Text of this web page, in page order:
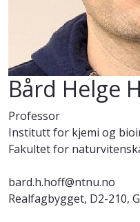
Bård Helge
Professor
Institutt for kjemi og
Fakultet for
bard.h.hoff@ntnu.no
Realfagbygget, D2-210,